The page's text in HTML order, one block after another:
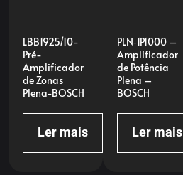
LBB1925/10-
Pré-
Amplificador
de Zonas
Plena-BOSCH
Ler mais
PLN‑1P1000 –
Amplificador
de Potência
Plena –
BOSCH
Ler mais